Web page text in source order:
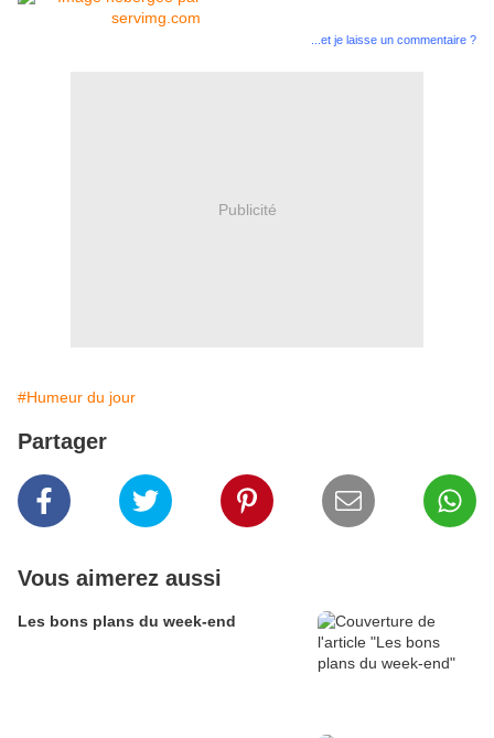
...et je laisse un commentaire ?
Publicité
#Humeur du jour
Partager
Vous aimerez aussi
Les bons plans du week-end